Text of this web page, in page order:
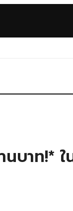
าท!* ใ